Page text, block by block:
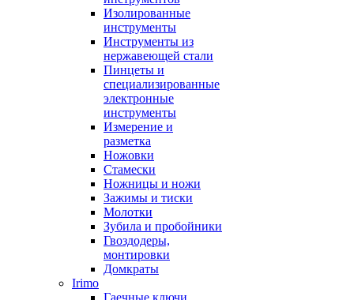
Изолированные
инструменты
Инструменты из
нержавеющей стали
Пинцеты и
специализированные
электронные
инструменты
Измерение и
разметка
Ножовки
Стамески
Ножницы и ножи
Зажимы и тиски
Молотки
Зубила и пробойники
Гвоздодеры,
монтировки
Домкраты
Irimo
Гаечные ключи